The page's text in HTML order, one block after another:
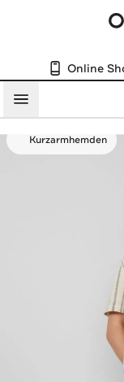
Online
Menü
Kurzarmhemden